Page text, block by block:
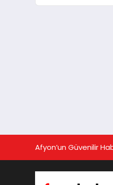
Afyon’un Güvenilir